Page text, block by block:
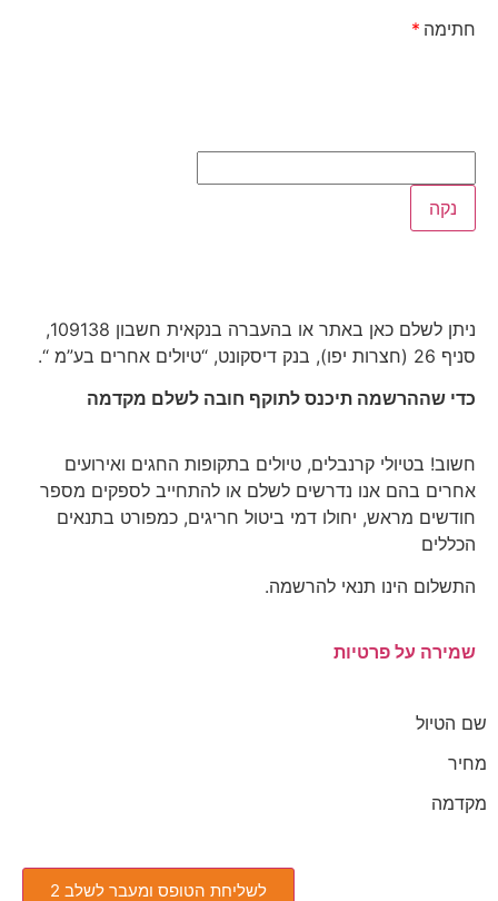
חתימה
נקה
ניתן לשלם כאן באתר או בהעברה בנקאית חשבון 109138,
סניף 26 (חצרות יפו), בנק דיסקונט, “טיולים אחרים בע”מ “.
כדי שההרשמה תיכנס לתוקף חובה לשלם מקדמה
חשוב! בטיולי קרנבלים, טיולים בתקופות החגים ואירועים
אחרים בהם אנו נדרשים לשלם או להתחייב לספקים מספר
חודשים מראש, יחולו דמי ביטול חריגים, כמפורט בתנאים
הכללים
התשלום הינו תנאי להרשמה.
שמירה על פרטיות
שם הטיול
מחיר
מקדמה
לשליחת הטופס ומעבר לשלב 2